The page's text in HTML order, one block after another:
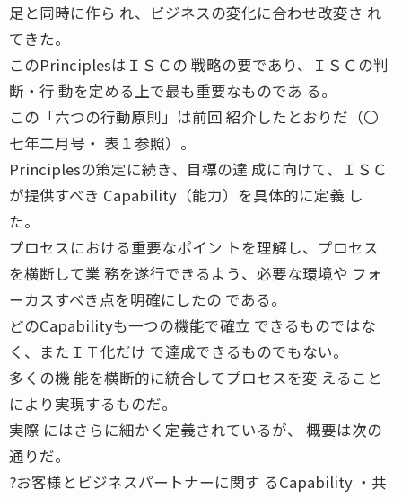
足と同時に作ら れ、ビジネスの変化に合わせ改変さ れ
てきた。
このPrinciplesはＩＳＣの 戦略の要であり、ＩＳＣの判
断・行 動を定める上で最も重要なものであ る。
この「六つの行動原則」は前回 紹介したとおりだ（〇
七年二月号・ 表１参照）。
Principlesの策定に続き、目標の達 成に向けて、ＩＳＣ
が提供すべき Capability（能力）を具体的に定義 し
た。
プロセスにおける重要なポイン トを理解し、プロセス
を横断して業 務を遂行できるよう、必要な環境や フォ
ーカスすべき点を明確にしたの である。
どのCapabilityも一つの機能で確立 できるものではな
く、またＩＴ化だけ で達成できるものでもない。
多くの機 能を横断的に統合してプロセスを変 えること
により実現するものだ。
実際 にはさらに細かく定義されているが、 概要は次の
通りだ。
?お客様とビジネスパートナーに関す るCapability ・共